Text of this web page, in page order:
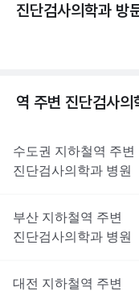
진단검사의학과 방
역 주변 진단검사의
수도권 지하철역 주변
진단검사의학과 병원
부산 지하철역 주변
진단검사의학과 병원
대전 지하철역 주변